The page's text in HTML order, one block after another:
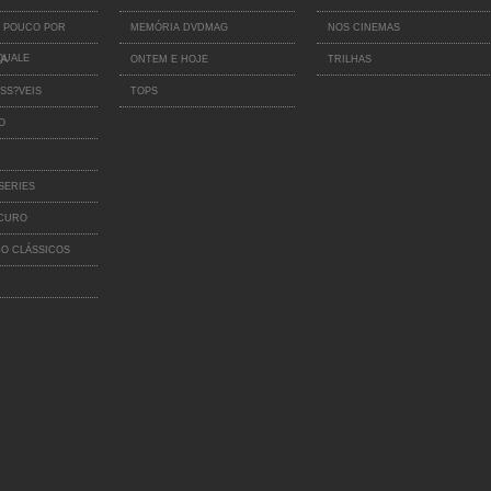
POR
CLÁSSICOS
MEMÓRIA DVDMAG
ONTEM E HOJE
TOPS
NOS CINEMAS
TRILHAS